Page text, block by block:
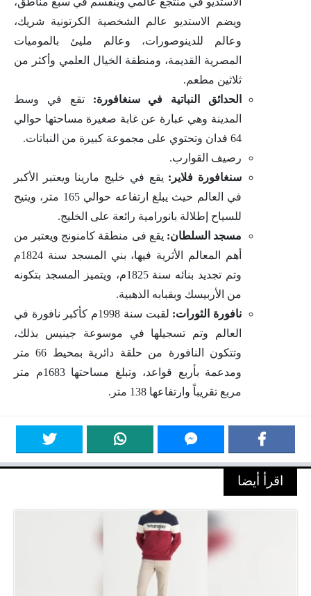
ويضم الاستديو عالم الشخصية الكرتونية شريك،
وعالم للدينوصورات، وعالم مليئ بالموميات
المصرية القديمة، ومنطقة الخيال العلمي وأكثر من
ثلاثين مطعم.
الحدائق النباتية في سنغافورة: تقع في وسط
المدينة وهي عبارة عن غابة صغيرة مساحتها حوالي
64 فدان وتحتوي على مجموعة كبيرة من النباتات.
رصيف القوارب.
سنغافورة فلاير: يقع في خليج مارينا ويعتبر الأكبر
في العالم حيث يبلغ ارتفاعه حوالي 165 متر، ويتيح
للسياح إطلالة بانورامية رائعة على الخليج.
مسجد السلطان: يقع فى منطقة كامنونج ويعتبر من
أهم المعالم الأثرية فيها، بني المسجد سنة 1824م
وتم تجديد بنائه سنة 1825م، ويتميز المسجد بتكونه
من الأربيسك وبقبابه الذهبية.
نافورة الثورات:
لقبت سنة 1998م كأكبر نافورة في
العالم وتم تسجيلها في موسوعة جينيس بذلك،
وتتكون النافورة من حلقة دائرية بمحيط 66 متر
ومدعمة بأربع قواعد، وتبلغ مساحتها 1683م متر
مربع تقريباً وارتفاعها 138 متر.
اقرأ أيضا